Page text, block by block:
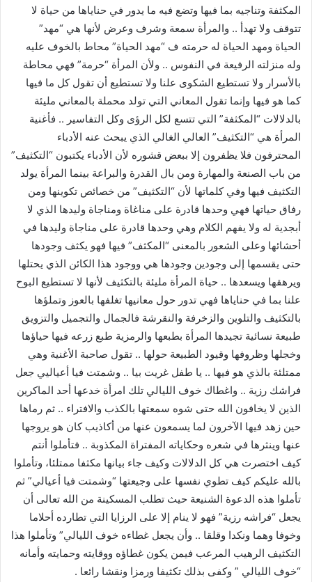
المكثفة وتناجيه بما فيها وتضع فيه ما يدور في حناياها من حياة لا
تتوقف ولا تهدأ .. والمرأة سمعة وشرف وعرض لأنها هي “مهد”
الحياة ومهد الحياة له حرمته ف “مهد الحياة” محاط بالخوف عليه
وله منزلته الرفيعة في النفوس .. ولأن المرأة “حرمة” فهي محاطة
بالأسرار ولا تستطيع الشكوى علنا ولا تستطيع أن تقول كل ما فيها
كما هو فيها وإنما تقول المعاني التي تولد محملة بالمعاني مليئة
بالدلالات “المكثفة” التي تتسع لكل الرؤى وكل التفاسير .. فأغنية
المرأة هي “التكثيف” العالي الغالي الذي يبحث عنه الأدباء
المحترفون فلا يظفرون إلا ببعض قشوره لأن الأدباء يكتبون “التكثيف”
من باب الصنعة والمهارة ومن بال القدرة والبراعة بينما المرأة يولد
التكثيف فيها وفي كلماتها لأن “التكثيف” من خصائص تكوينها ومن
رفاق حياتها فهي وحدها قادرة على مناغاة ومناجاة وليدها الذي لا
أبجدية له ولا يفهم الكلام وهي وحدها قادرة على مناجاة وليدها في
أحشائها وعلى الشعور بالمعنى “المكثف” فيها فهو يكثف وجودها
حتى يقسمها إلى وجودين وجودها هي ووجود هذا الكائن الذي يحتلها
ويرهقها ويسعدها .. حياة المرأة مليئة بالتكثيف لأنها لا تستطيع البوح
علنا بما في حناياها فهي تدور حول معانيها تغلفها بالعوز وتملؤها
بالتكثيف والتلوين والزخرفة والنقرشة فالجمال والتجميل والتزويق
طبيعة نسائية تجيدها المرأة بطبعها والرمزية طبع زرعه فيها حياؤها
وخجلها وظروفها وقيود الطبيعة حولها .. تقول صاحبة الأغنية وهي
ممتلئة بالذي هو فيها .. يا طفل غريت بيا .. وشمتت فيا أعياليي جعل
فراشك رزية .. واغطاك خوف الليالي تلك امرأة خدعها أحد الماكرين
الذين لا يخافون الله حتى شوه سمعتها بالكذب والافتراء .. ثم رماها
حين زهد فيها الآخرون لما يسمعون عنها من أكاذيب كان هو يروجها
عنها وينثرها في شعره وحكاياته المفتراة المكذوبة .. فتأملوا أنتم
كيف اختصرت هي كل الدلالات وكيف جاء بيانها مكثفا ممتلئا، وتأملوا
بالله عليكم كيف تطوي نفسها على وجيعتها “وشمتت فيا أعيالي” ثم
تأملوا هذه الدعوة الشنيعة حيث تطلب المسكينة من الله تعالى أن
يجعل “فراشه رزية” فهو لا ينام إلا على الرزايا التي تطارده أحلاما
وخوفا وهما ونكدا وقلقا .. وأن يجعل غطاءه خوف الليالي” وتأملوا هذا
التكثيف الرهيب المرعب فيمن يكون غطاؤه ووقايته وحمايته وأمانه
“خوف الليالي ” وكفى بذلك تكثيفا ورمزا ونقشا رائعا .